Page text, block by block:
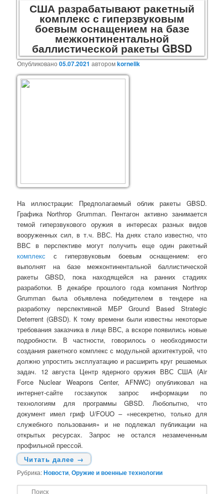
США разрабатывают ракетный
комплекс с гиперзвуковым
боевым оснащением на базе
межконтинентальной
баллистической ракеты GBSD
Опубликовано05.07.2021 авторомkornelik
На иллюстрации: Предполагаемый облик ракеты GBSD.
Графика Northrop Grumman. Пентагон активно занимается
темой гиперзвукового оружия в интересах разных видов
вооруженных сил, в т.ч. ВВС. На днях стало известно, что
ВВС в перспективе могут получить еще один ракетный
комплекс с гиперзвуковым боевым оснащением: его
выполнят на базе межконтинентальной баллистической
ракеты GBSD, пока находящейся на ранних стадиях
разработки. В декабре прошлого года компания Northrop
Grumman была объявлена победителем в тендере на
разработку перспективной МБР Ground Based Strategic
Deterrent (GBSD). К тому времени были известны некоторые
требования заказчика в лице ВВС, а вскоре появились новые
подробности. В частности, говорилось о необходимости
создания ракетного комплекс с модульной архитектурой, что
должно упростить эксплуатацию и расширить круг решаемых
задач. 12 августа Центр ядерного оружия ВВС США (Air
Force Nuclear Weapons Center, AFNWC) опубликовал на
интернет-сайте госзакупок запрос информации по
технологиям для программы GBSD. Любопытно, что
документ имел гриф U/FOUO – «несекретно, только для
служебного пользования» и не подлежал публикации на
открытых ресурсах. Запрос не остался незамеченным
профильной прессой.
Читать далее →
Рубрика:Новости,Оружие и военные технологии